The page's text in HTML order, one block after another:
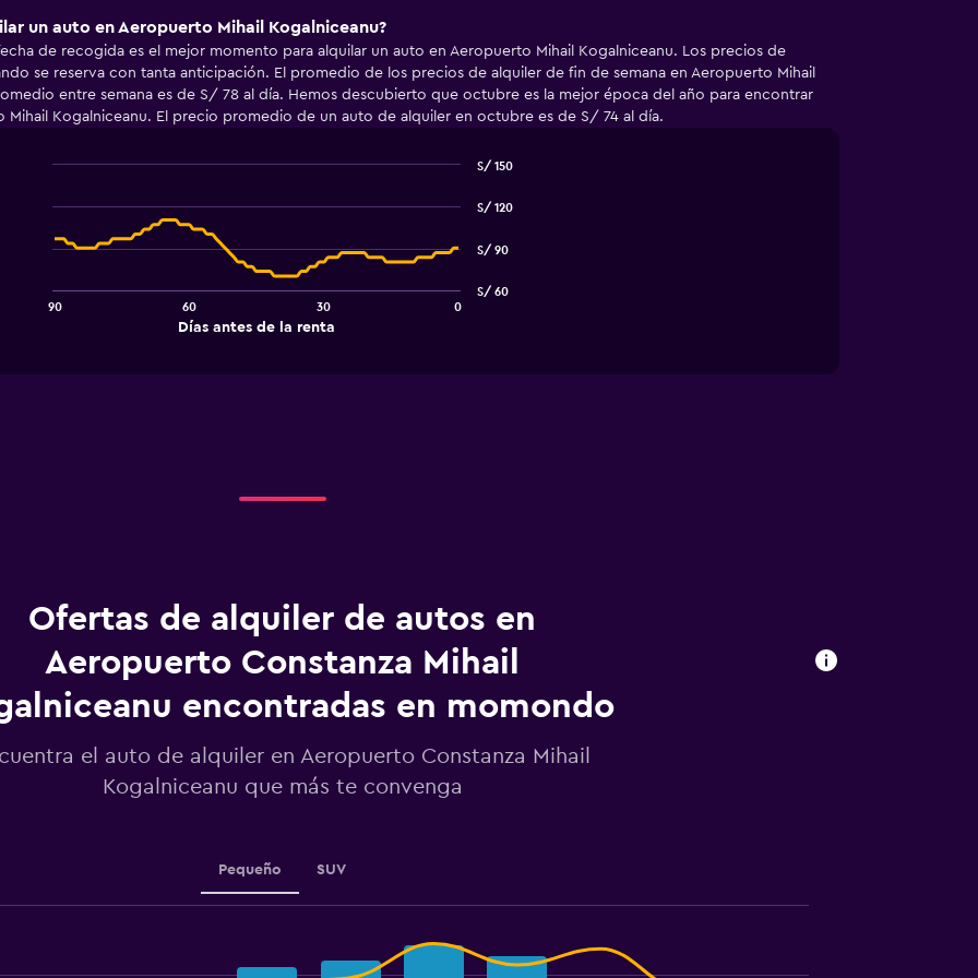
un auto en Aeropuerto Mihail Kogalniceanu?
de recogida es el mejor momento para alquilar un auto en Aeropuerto Mihail Kogalniceanu. Los precios de
se reserva con tanta anticipación. El promedio de los precios de alquiler de fin de semana en Aeropuerto Mihail
entre semana es de S/ 78 al día. Hemos descubierto que octubre es la mejor época del año para encontrar
Mihail Kogalniceanu. El precio promedio de un auto de alquiler en octubre es de S/ 74 al día.
chart
The
categories.
The
chart
has
Y
displaying
Días antes de la renta
90 60 30 0
S/ 60
S/ 90
S/ 120
S/ 150
Ofertas de alquiler de autos en
Aeropuerto Constanza Mihail
encontradas en momondo
el auto de alquiler en Aeropuerto Constanza Mihail
Kogalniceanu que más te convenga
Pequeño SUV